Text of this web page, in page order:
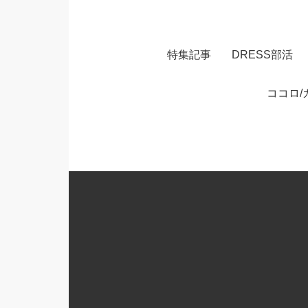
特集記事 DRESS部活
ココロ/